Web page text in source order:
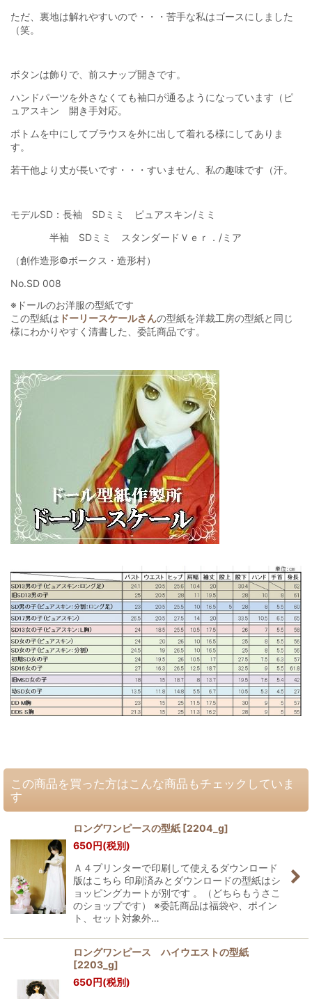
ただ、裏地は解れやすいので・・・苦手な私はゴースにしました
（笑。
ボタンは飾りで、前スナップ開きです。
ハンドパーツを外さなくても袖口が通るようになっています（ピ
ュアスキン 開き手対応。
ボトムを中にしてブラウスを外に出して着れる様にしてありま
す。
若干他より丈が長いです・・・すいません、私の趣味です（汗。
モデルSD：長袖 SDミミ ピュアスキン/ミミ
半袖 SDミミ スタンダードＶｅｒ．/ミア
（創作造形©ボークス・造形村）
No.SD 008
※ドールのお洋服の型紙です
この型紙は ドーリースケールさんの型紙を洋裁工房の型紙と同じ
様にわかりやすく清書した、委託商品です。
この商品を買った方はこんな商品もチェックしていま
す
ロングワンピースの型紙 [2204_g]
650円(税別)
Ａ４プリンターで印刷して使えるダウンロード
版はこちら 印刷済みとダウンロードの型紙はシ
ョッピングカートが別です 。（どちらもうさこ
のショップです） ※委託商品は福袋や、ポイン
ト、セット対象外…
ロングワンピース ハイウエストの型紙
[2203_g]
650円(税別)